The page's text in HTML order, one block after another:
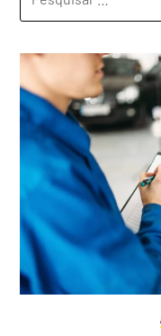
POR: